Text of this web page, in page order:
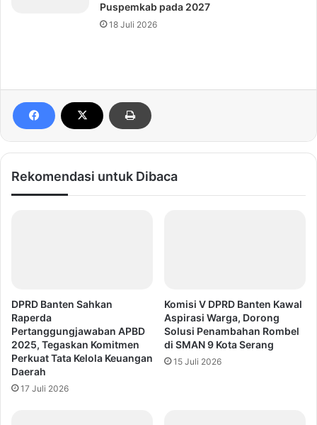
Puspemkab pada 2027
18 Juli 2026
Rekomendasi untuk Dibaca
DPRD Banten Sahkan
Raperda
Pertanggungjawaban APBD
2025, Tegaskan Komitmen
Perkuat Tata Kelola Keuangan
Daerah
17 Juli 2026
Komisi V DPRD Banten Kawal
Aspirasi Warga, Dorong
Solusi Penambahan Rombel
di SMAN 9 Kota Serang
15 Juli 2026